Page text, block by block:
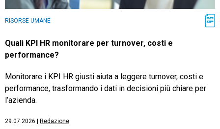
RISORSE UMANE
Quali KPI HR monitorare per turnover, costi e
performance?
Monitorare i KPI HR giusti aiuta a leggere turnover, costi e
performance, trasformando i dati in decisioni più chiare per
l’azienda.
29.07.2026 Redazione